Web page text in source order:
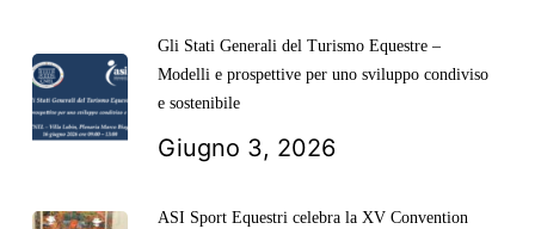
Gli Stati Generali del Turismo Equestre –
Modelli e prospettive per uno sviluppo condiviso
e sostenibile
Giugno 3, 2026
ASI Sport Equestri celebra la XV Convention